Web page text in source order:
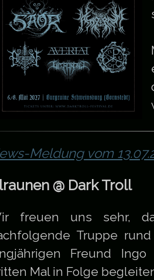
Meldung vom
@ Dark Troll
freuen uns sehr,
Truppe
Freund
Mal in Folge